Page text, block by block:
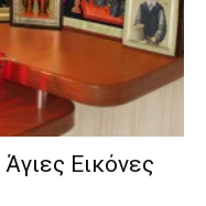
Εικόνες